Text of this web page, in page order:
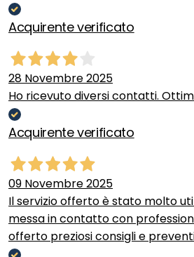
Acquirente verificato
28 Novembre 2025
Ho ricevuto diversi contatti.
Acquirente verificato
09 Novembre 2025
Il servizio offerto è stato molto
messa in contatto con
offerto preziosi consigli e